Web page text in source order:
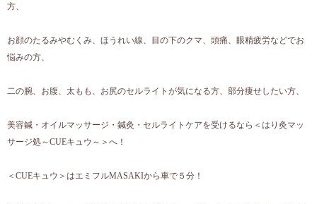
方、
お顔のたるみやむくみ、ほうれい線、目の下のクマ、頭痛、眼精疲労などでお
悩みの方、
二の腕、お腹、太もも、お尻のセルライトが気になる方、部分痩せしたい方、
美容鍼・オイルマッサージ・鍼灸・セルライトケアを受けるなら＜はり灸マッ
サージ処～CUEキュウ～＞へ！
＜CUEキュウ＞はエミフルMASAKIから車で５分！